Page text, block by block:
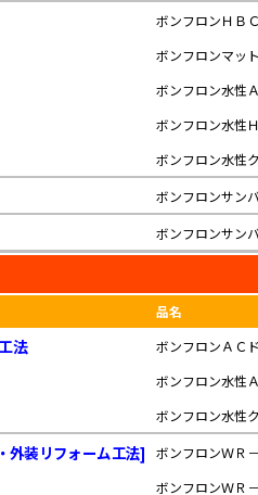
ボンフロンＨＢ
ボンフロンマッ
ボンフロン水性
ボンフロン水性
ボンフロン水性
ボンフロンサン
ボンフロンサン
品名
法
ボンフロンＡＣ
ボンフロン水性
ボンフロン水性
外装リフォーム工法]
ボンフロンＷＲ
ボンフロンＷＲ